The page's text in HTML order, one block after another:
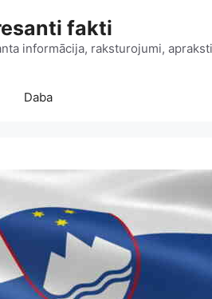
fakti
informācija, raksturojumi,
Daba